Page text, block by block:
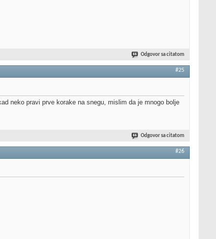
Odgovor sa citatom
#25
neko pravi prve korake na snegu, mislim da je mnogo bolje
Odgovor sa citatom
#26